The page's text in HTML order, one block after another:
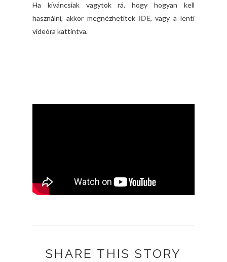
Ha kíváncsiak vagytok rá, hogy hogyan kell
használni, akkor megnézhetitek IDE, vagy a lenti
videóra kattintva.
SHARE THIS STORY